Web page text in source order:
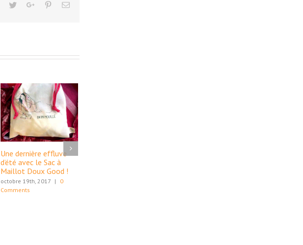
Facebook
TwitterGoogle+PinterestEmail
Une dernière effluve
d’été avec le Sac à
Maillot Doux Good !
octobre 19th, 2017 |
0
Comments